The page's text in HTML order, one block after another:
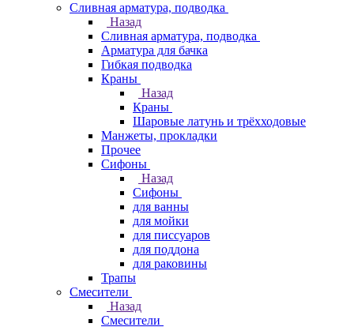
Сливная арматура, подводка
Назад
Сливная арматура, подводка
Арматура для бачка
Гибкая подводка
Краны
Назад
Краны
Шаровые латунь и трёхходовые
Манжеты, прокладки
Прочее
Сифоны
Назад
Сифоны
для ванны
для мойки
для писсуаров
для поддона
для раковины
Трапы
Смесители
Назад
Смесители